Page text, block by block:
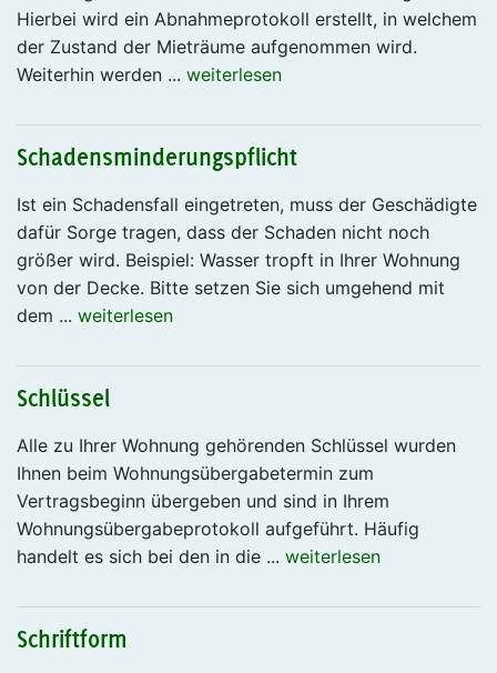
Hierbei wird ein Abnahmeprotokoll erstellt, in welchem
der Zustand der Mieträume aufgenommen wird.
Weiterhin werden ... weiterlesen
Schadensminderungspflicht
Ist ein Schadensfall eingetreten, muss der Geschädigte
dafür Sorge tragen, dass der Schaden nicht noch
größer wird. Beispiel: Wasser tropft in Ihrer Wohnung
von der Decke. Bitte setzen Sie sich umgehend mit
dem ... weiterlesen
Schlüssel
Alle zu Ihrer Wohnung gehörenden Schlüssel wurden
Ihnen beim Wohnungsübergabetermin zum
Vertragsbeginn übergeben und sind in Ihrem
Wohnungsübergabeprotokoll aufgeführt. Häufig
handelt es sich bei den in die ... weiterlesen
Schriftform